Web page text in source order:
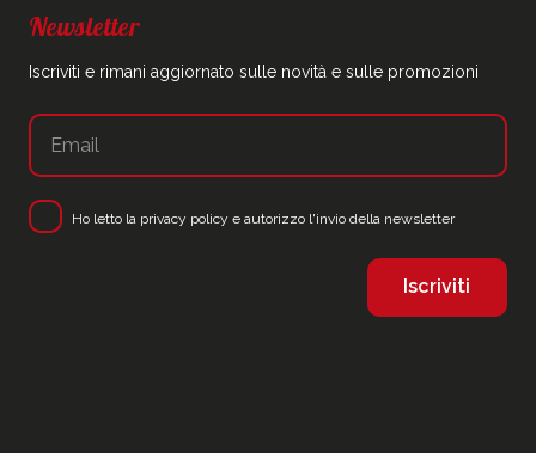
Newsletter
Iscriviti e rimani aggiornato sulle novità e sulle promozioni
Ho letto la privacy policy e autorizzo l'invio della newsletter